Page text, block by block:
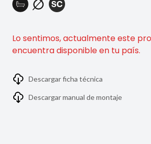
Lo sentimos, actualmente este
encuentra disponible en tu país.
Descargar ficha técnica
Descargar manual de montaje